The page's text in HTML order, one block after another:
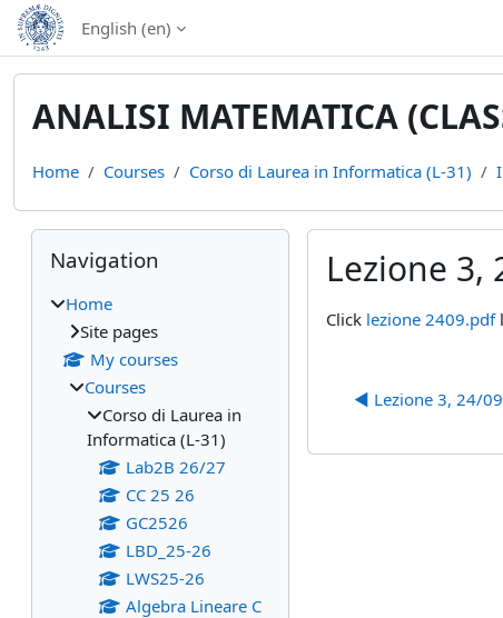
Skip to main content
English ‎(en)‎
ANALISI MATEMATICA
Home Courses Corso di Laurea in Informatica (L-31)
Lezione 3,
Completion
Click lezione 2409.pdf
◀︎ Lezione 3, 24/
Blocks
Skip Navigation
Navigation
Home
Site pages
My courses
Courses
Corso di Laurea in
Informatica (L-31)
Lab2B 26/27
CC 25 26
GC2526
LBD_25-26
LWS25-26
Algebra Lineare C